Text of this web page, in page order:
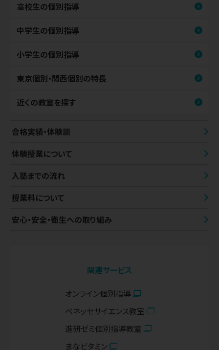
高校生の個別指導
中学生の個別指導
小学生の個別指導
東京個別・関西個別の特長
近くの教室を探す
合格実績・体験談
体験授業について
入塾までの流れ
授業料について
安心・安全・衛生への取り組み
関連サービス
オンライン個別指導
ベネッセサイエンス教室
進研ゼミ個別指導教室
まなビタミン